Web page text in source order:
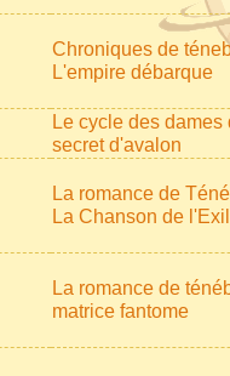
Chroniques de
L'empire débarque
Le cycle des dames
secret d'avalon
La romance de
La Chanson de l'Exil
La romance de
matrice fantome